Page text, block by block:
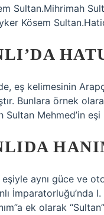
Sultan.Mihrimah
Kösem
eş kelimesinin
Bunlara örnek
Sultan Mehmed’in
eşiyle aynı güce ve
İmparatorluğu’nda
ek olarak